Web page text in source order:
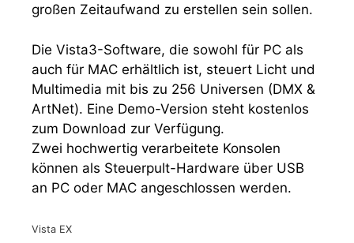
großen Zeitaufwand zu erstellen sein sollen.
Die Vista3-Software, die sowohl für PC als
auch für MAC erhältlich ist, steuert Licht und
Multimedia mit bis zu 256 Universen (DMX &
ArtNet). Eine Demo-Version steht kostenlos
zum Download zur Verfügung.
Zwei hochwertig verarbeitete Konsolen
können als Steuerpult-Hardware über USB
an PC oder MAC angeschlossen werden.
Vista EX